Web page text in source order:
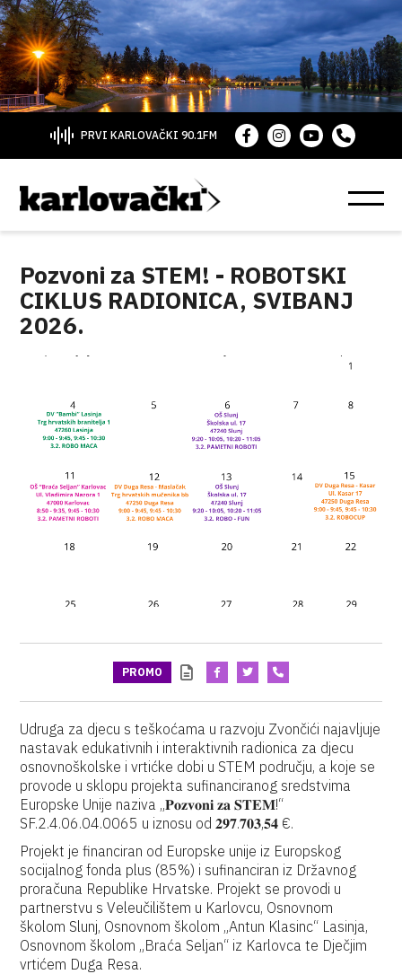
PRVI KARLOVAČKI 90.1FM
Pozvoni za STEM! - ROBOTSKI
CIKLUS RADIONICA, SVIBANJ
2026.
PROMO
Udruga za djecu s teškoćama u razvoju Zvončići najavljuje
nastavak edukativnih i interaktivnih radionica za djecu
osnovnoškolske i vrtićke dobi u STEM području, a koje se
provode u sklopu projekta sufinanciranog sredstvima
Europske Unije naziva „𝐏𝐨𝐳𝐯𝐨𝐧𝐢 𝐳𝐚 𝐒𝐓𝐄𝐌!“
SF.2.4.06.04.0065 u iznosu od 𝟐𝟗𝟕.𝟕𝟎𝟑,𝟓𝟒 €.
Projekt je financiran od Europske unije iz Europskog
socijalnog fonda plus (85%) i sufinanciran iz Državnog
proračuna Republike Hrvatske. Projekt se provodi u
partnerstvu s Veleučilištem u Karlovcu, Osnovnom
školom Slunj, Osnovnom školom „Antun Klasinc“ Lasinja,
Osnovnom školom „Braća Seljan“ iz Karlovca te Dječjim
vrtićem Duga Resa.